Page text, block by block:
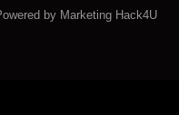
by Marketing Hack4U